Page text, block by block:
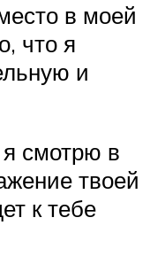
в моей
что я
и
смотрю в
твоей
к тебе